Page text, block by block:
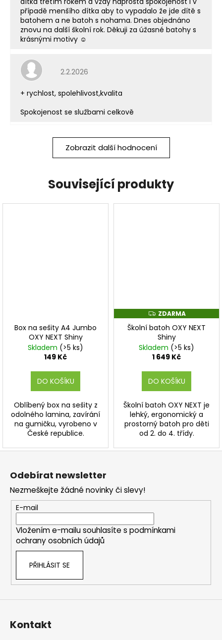
případě menšího dítka aby to vypadalo že jde dítě s
batohem a ne batoh s nohama. Dnes objednáno
znovu na další školní rok. Děkuji za úžasné batohy s
krásnými motivy ☺️
Hodnocení obchodu je 5 z 5 hvězdiček.
2.2.2026
+ rychlost, spolehlivost,kvalita
Spokojenost se službami celkově
Zobrazit další hodnocení
Související produkty
Box na sešity A4 Jumbo
OXY NEXT Shiny
Skladem (>5 ks)
149 Kč
DO KOŠÍKU
Oblíbený box na sešity z
odolného lamina, zavírání
na gumičku, vyrobeno v
České republice.
Z
D
A
R
M
A
ZDARMA
Školní batoh OXY NEXT
Shiny
Skladem (>5 ks)
1 649 Kč
DO KOŠÍKU
Školní batoh OXY NEXT je
lehký, ergonomický a
prostorný batoh pro děti
od 2. do 4. třídy.
Z
Odebírat newsletter
Nezmeškejte žádné novinky či slevy!
E-mail
Vložením e-mailu souhlasíte s podmínkami
ochrany osobních údajů
PŘIHLÁSIT SE
Kontakt